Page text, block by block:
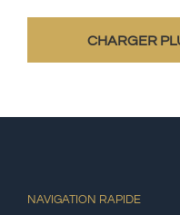
CHARGER
NAVIGATION RAPIDE